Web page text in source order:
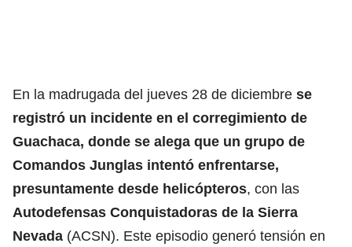
En la madrugada del jueves 28 de diciembre se
registró un incidente en el corregimiento de
Guachaca, donde se alega que un grupo de
Comandos Junglas intentó enfrentarse,
presuntamente desde helicópteros, con las
Autodefensas Conquistadoras de la Sierra
Nevada (ACSN). Este episodio generó tensión en